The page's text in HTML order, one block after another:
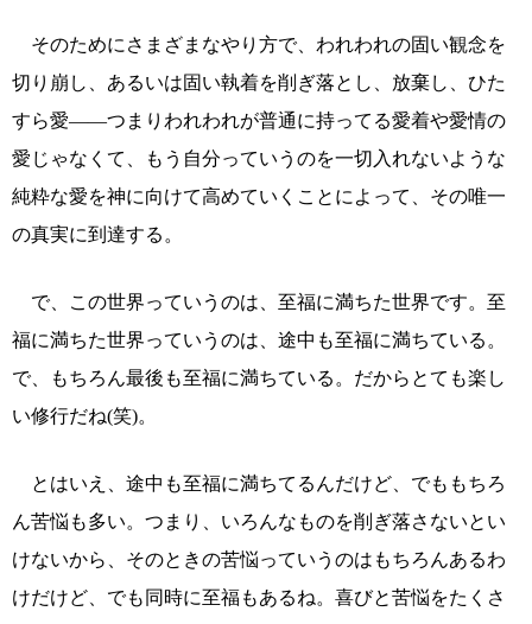
そのためにさまざまなやり方で、われわれの固い観念を
切り崩し、あるいは固い執着を削ぎ落とし、放棄し、ひた
すら愛――つまりわれわれが普通に持ってる愛着や愛情の
愛じゃなくて、もう自分っていうのを一切入れないような
純粋な愛を神に向けて高めていくことによって、その唯一
の真実に到達する。
で、この世界っていうのは、至福に満ちた世界です。至
福に満ちた世界っていうのは、途中も至福に満ちている。
で、もちろん最後も至福に満ちている。だからとても楽し
い修行だね(笑)。
とはいえ、途中も至福に満ちてるんだけど、でももちろ
ん苦悩も多い。つまり、いろんなものを削ぎ落さないとい
けないから、そのときの苦悩っていうのはもちろんあるわ
けだけど、でも同時に至福もあるね。喜びと苦悩をたくさ